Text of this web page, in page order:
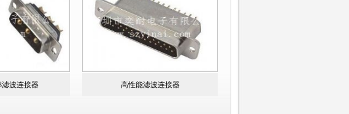
滤波连接器 高性能滤波连接器